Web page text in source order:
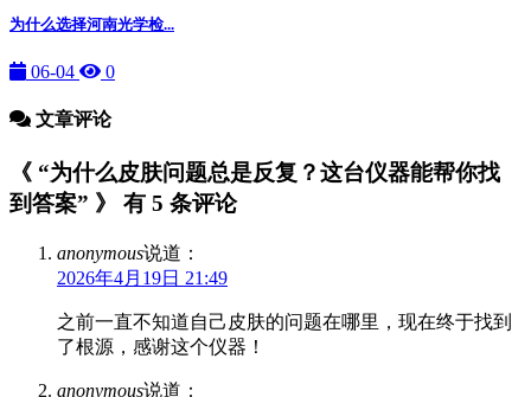
为什么选择河南光学检...
06-04 0
文章评论
《 “为什么皮肤问题总是反复？这台仪器能帮你找
到答案” 》 有 5 条评论
anonymous说道：
2026年4月19日 21:49
之前一直不知道自己皮肤的问题在哪里，现在终于找到
了根源，感谢这个仪器！
anonymous说道：